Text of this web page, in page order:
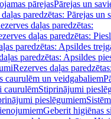
pārejasPārejas un
paredzētas: Pārejas un
daļas paredzētas:
daļas paredzētas:
paredzētas: Apsildes
paredzētas: Apsildes
Rezerves daļas
caurulēm un veidgabaliem
caurulēmStiprinājumi
pieslēgumiem
Geberit higiēnas